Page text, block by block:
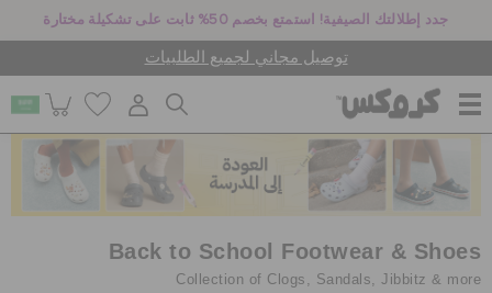
جدد إطلالتك الصيفية! استمتع بخصم 50% ثابت على تشكيلة مختارة
توصيل مجاني لجميع الطلبيات
للنساء
للرجال
Back to School Footwear & Shoes
Collection of Clogs, Sandals, Jibbitz & more